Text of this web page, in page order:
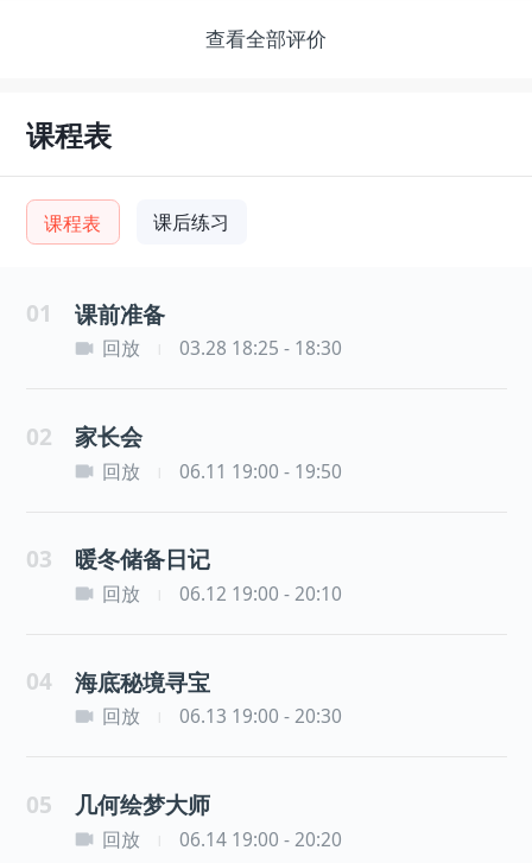
查看全部评价
课程表
课程表 课后练习
01 课前准备
回放 03.28 18:25 - 18:30
02 家长会
回放 06.11 19:00 - 19:50
03 暖冬储备日记
回放 06.12 19:00 - 20:10
04 海底秘境寻宝
回放 06.13 19:00 - 20:30
05 几何绘梦大师
回放 06.14 19:00 - 20:20